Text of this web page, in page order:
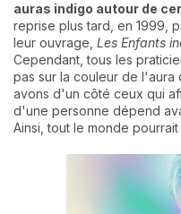
auras indigo autour de
reprise plus tard, en 1999,
leur ouvrage, Les Enfants
Cependant, tous les
pas sur la couleur de l'aura
avons d'un côté ceux qui
d'une personne dépend
Ainsi, tout le monde